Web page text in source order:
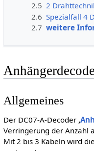
2.5 2
2.6 Spezialfall 4
2.7 weitere
Allgemeines
Der DC07-A-Decoder ,
Verringerung der Anzahl
Mit 2 bis 3 Kabeln wird